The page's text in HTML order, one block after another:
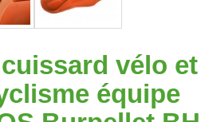
vélo et
équipe